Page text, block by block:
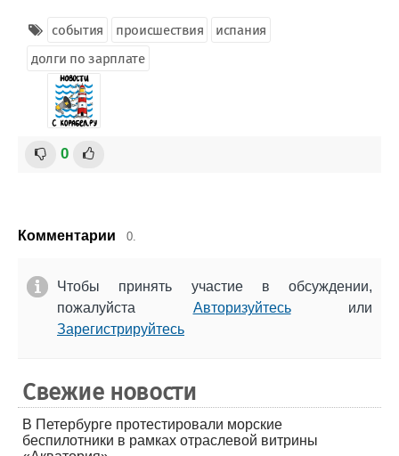
Выставки и семинары
Словарь
Галерея флота
события происшествия
испания
долги по зарплате
0
Комментарии 0.
Чтобы принять участие в обсуждении,
пожалуйста Авторизуйтесьили
Зарегистрируйтесь
Свежие новости
В Петербурге протестировали морские
беспилотники в рамках отраслевой витрины